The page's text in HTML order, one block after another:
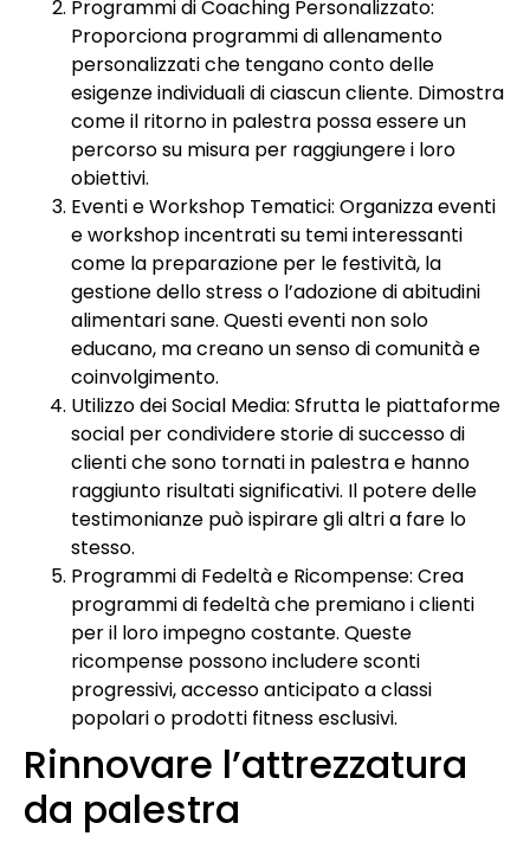
Programmi di Coaching Personalizzato:
Proporciona programmi di allenamento
personalizzati che tengano conto delle
esigenze individuali di ciascun cliente. Dimostra
come il ritorno in palestra possa essere un
percorso su misura per raggiungere i loro
obiettivi.
Eventi e Workshop Tematici: Organizza eventi
e workshop incentrati su temi interessanti
come la preparazione per le festività, la
gestione dello stress o l’adozione di abitudini
alimentari sane. Questi eventi non solo
educano, ma creano un senso di comunità e
coinvolgimento.
Utilizzo dei Social Media: Sfrutta le piattaforme
social per condividere storie di successo di
clienti che sono tornati in palestra e hanno
raggiunto risultati significativi. Il potere delle
testimonianze può ispirare gli altri a fare lo
stesso.
Programmi di Fedeltà e Ricompense: Crea
programmi di fedeltà che premiano i clienti
per il loro impegno costante. Queste
ricompense possono includere sconti
progressivi, accesso anticipato a classi
popolari o prodotti fitness esclusivi.
Rinnovare l’attrezzatura
da palestra